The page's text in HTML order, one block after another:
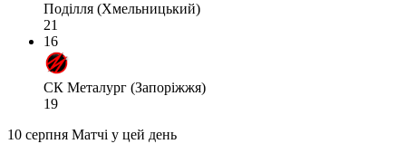
Поділля (Хмельницький)
21
16
СК Металург (Запоріжжя)
19
10 серпня Матчі у цей день